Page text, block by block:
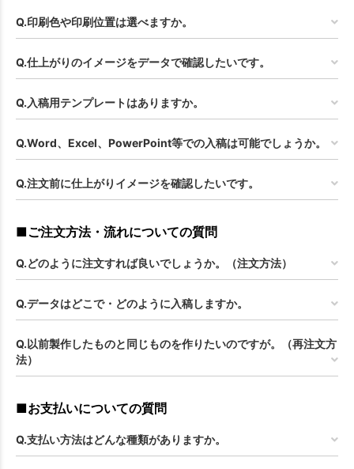
Q.印刷色や印刷位置は選べますか。
Q.仕上がりのイメージをデータで確認したいです。
Q.入稿用テンプレートはありますか。
Q.Word、Excel、PowerPoint等での入稿は可能でしょうか。
Q.注文前に仕上がりイメージを確認したいです。
■ご注文方法・流れについての質問
Q.どのように注文すれば良いでしょうか。（注文方法）
Q.データはどこで・どのように入稿しますか。
Q.以前製作したものと同じものを作りたいのですが。（再注文方
法）
■お支払いについての質問
Q.支払い方法はどんな種類がありますか。